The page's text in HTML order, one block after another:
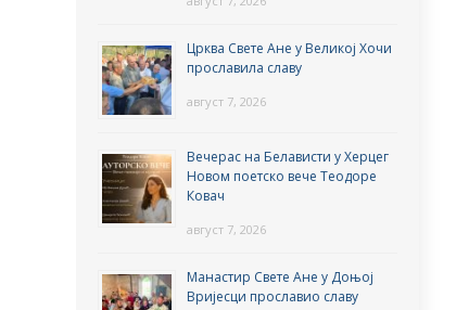
Црква Свете Ане у Великој Хочи
прославила славу
август 7, 2026
Вечерас на Белависти у Херцег
Новом поетско вече Теодоре
Ковач
август 7, 2026
Манастир Свете Ане у Доњој
Вријесци прославио славу